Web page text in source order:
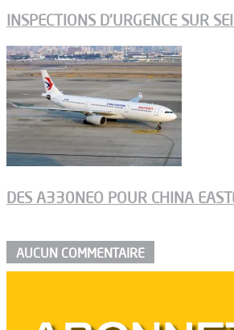
INSPECTIONS D’URGENCE SUR
DES A330NEO POUR CHINA
AUCUN COMMENTAIRE